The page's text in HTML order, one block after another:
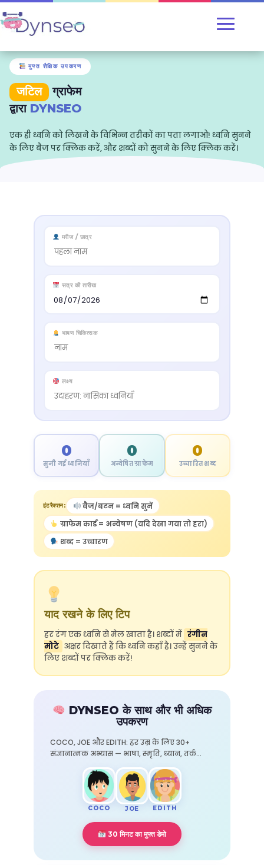
मुफ्त शैक्षिक उपकरण
जटिल
ग्राफेम
द्वारा DYNSEO
एक ही ध्वनि को लिखने के विभिन्न तरीकों का पता लगाओ! ध्वनि सुनने
के लिए बैज पर क्लिक करें, और शब्दों को सुनने के लिए क्लिक करें।
मरीज / छात्र
सत्र की तारीख
भाषण चिकित्सक
लक्ष्य
0
सुनी गई ध्वनियाँ
0
अन्वेषित ग्राफेम
0
उच्चारित शब्द
इंटरैक्शन:
बैज/बटन = ध्वनि सुनें
ग्राफेम कार्ड = अन्वेषण (यदि देखा गया तो हरा)
शब्द = उच्चारण
याद रखने के लिए टिप
हर रंग एक ध्वनि से मेल खाता है। शब्दों में रंगीन
मोटे अक्षर दिखाते हैं कि ध्वनि कहाँ है। उन्हें सुनने के
लिए शब्दों पर क्लिक करें!
DYNSEO के साथ और भी अधिक
उपकरण
COCO, JOE और EDITH: हर उम्र के लिए 30+
संज्ञानात्मक अभ्यास — भाषा, स्मृति, ध्यान, तर्क…
COCO JOE EDITH
30 मिनट का मुफ्त डेमो